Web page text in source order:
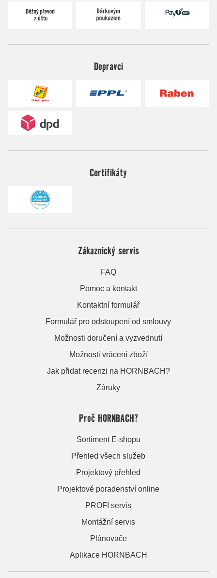
Dopravci
Certifikáty
Zákaznický servis
FAQ
Pomoc a kontakt
Kontaktní formulář
Formulář pro odstoupení od smlouvy
Možnosti doručení a vyzvednutí
Možnosti vrácení zboží
Jak přidat recenzi na HORNBACH?
Záruky
Proč HORNBACH?
Sortiment E-shopu
Přehled všech služeb
Projektový přehled
Projektové poradenství online
PROFI servis
Montážní servis
Plánovače
Aplikace HORNBACH